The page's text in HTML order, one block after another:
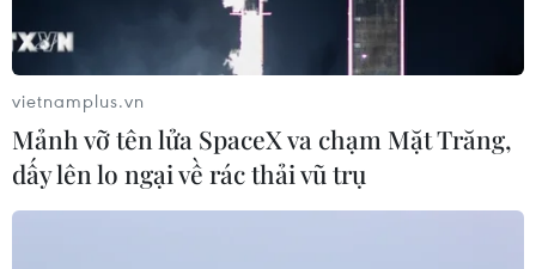
địa phương về các đề xuất để doanh nghiệp nhà nước
mua hàng loạt căn nhà trống từ các nhà phát triển bất
động sản đang chìm trong nợ nần.
vietnamplus.vn
Mảnh vỡ tên lửa SpaceX va chạm Mặt Trăng,
dấy lên lo ngại về rác thải vũ trụ